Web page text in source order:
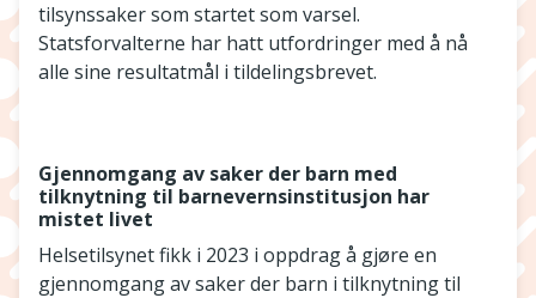
tilsynssaker som startet som varsel.
Statsforvalterne har hatt utfordringer med å nå
alle sine resultatmål i tildelingsbrevet.
Gjennomgang av saker der barn med
tilknytning til barnevernsinstitusjon har
mistet livet
Helsetilsynet fikk i 2023 i oppdrag å gjøre en
gjennomgang av saker der barn i tilknytning til